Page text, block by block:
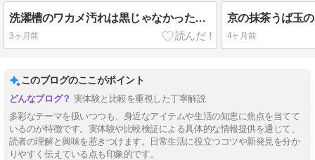
洗濯槽のワカメ汚れは黒じゃなかった…茶色い巨大ワカメが大量発生した話
3ヶ月前 4ヶ月前
このブログのここがポイント
実体験と比較を重視した丁寧解説
多彩なテーマを扱いつつも、身近なアイテムや生活の知恵に焦点を当てて
いるのが特徴です。実体験や比較検証による具体的な情報提供を通じて、
読者の理解と興味を惹きつけます。日常生活に役立つコツや新発見を分か
りやすく伝えている点も印象的です。